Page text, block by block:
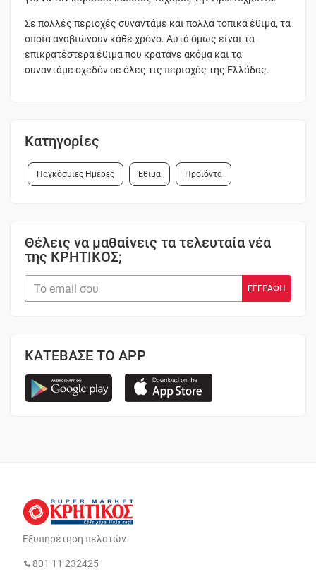
Σε πολλές περιοχές συναντάμε και πολλά τοπικά έθιμα, τα
οποία αναβιώνουν κάθε χρόνο. Αυτά όμως είναι τα
επικρατέστερα έθιμα που κρατάνε ακόμα και τα
συναντάμε σχεδόν σε όλες τις περιοχές της Ελλάδας.
Κατηγορίες
Παγκόσμιες Ημέρες Έθιμα Προϊόντα
Θέλεις να μαθαίνεις τα τελευταία νέα
της ΚΡΗΤΙΚΟΣ;
ΚΑΤΕΒΑΣΕ ΤΟ APP
Εξυπηρέτηση πελατών
801 11 232425